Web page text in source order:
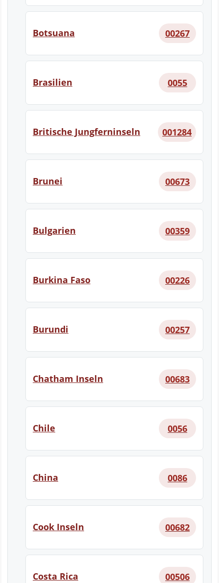
Botsuana 00267
Brasilien 0055
Britische Jungferninseln 001284
Brunei 00673
Bulgarien 00359
Burkina Faso 00226
Burundi 00257
Chatham Inseln 00683
Chile 0056
China 0086
Cook Inseln 00682
Costa Rica 00506